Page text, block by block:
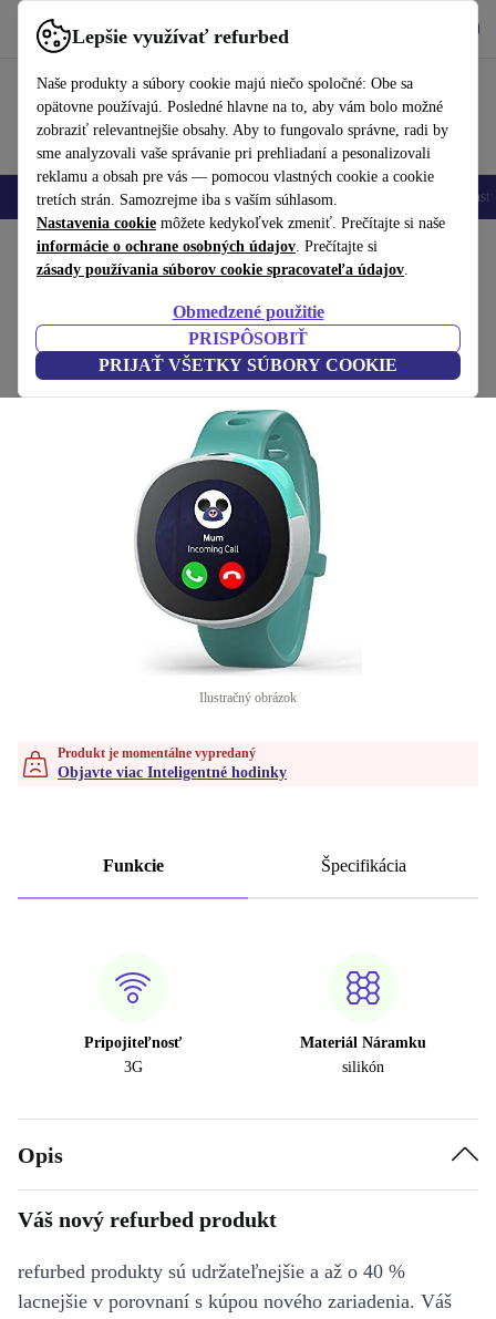
Lepšie využívať refurbed
Naše produkty a súbory cookie majú niečo spoločné: Obe sa
opätovne používajú. Posledné hlavne na to, aby vám bolo možné
zobraziť relevantnejšie obsahy. Aby to fungovalo správne, radi by
sme analyzovali vaše správanie pri prehliadaní a pesonalizovali
reklamu a obsah pre vás — pomocou vlastných cookie a cookie
tretích strán. Samozrejme iba s vaším súhlasom.
Nastavenia cookie môžete kedykoľvek zmeniť. Prečítajte si naše
informácie o ochrane osobných údajov. Prečítajte si
zásady používania súborov cookie spracovateľa údajov.
Obmedzené použitie
PRISPÔSOBIŤ
PRIJAŤ VŠETKY SÚBORY COOKIE
používať refurbed rýchlo a jednoducho
Mobilné telefóny Laptopy Tablety Inteligentné hodinky
Domov Produkty Inteligentné hodinky
Ako nový
(Zbieranie recenzií)
Ilustračný obrázok
Produkt je momentálne vypredaný
Objavte viac Inteligentné hodinky
Funkcie Špecifikácia
Pripojiteľnosť
3G
Materiál Náramku
silikón
Opis
Váš nový refurbed produkt
refurbed produkty sú udržateľnejšie a až o 40 %
lacnejšie v porovnaní s kúpou nového zariadenia. Váš